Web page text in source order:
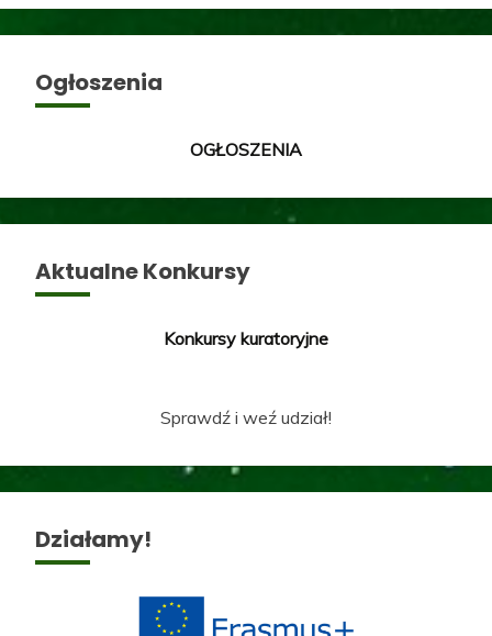
Ogłoszenia
OGŁOSZENIA
Aktualne Konkursy
Konkursy kuratoryjne
Sprawdź i weź udział!
Działamy!